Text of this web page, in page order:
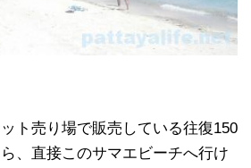
ト売り場で販売している往復150
、直接このサマエビーチへ行け